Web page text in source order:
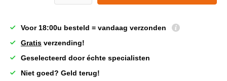
Voor 18:00u besteld = vandaag verzonden
Gratis verzending!
Geselecteerd door échte specialisten
Niet goed? Geld terug!